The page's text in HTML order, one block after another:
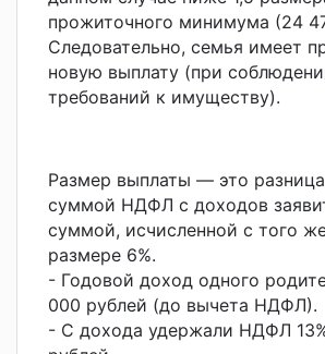
прожиточного минимума (24
Следовательно, семья имеет
новую выплату (при
требований к имуществу).
Размер выплаты — это
суммой НДФЛ с доходов
суммой, исчисленной с того
размере 6%.
- Годовой доход одного
000 рублей (до вычета НДФЛ).
- С дохода удержали НДФЛ